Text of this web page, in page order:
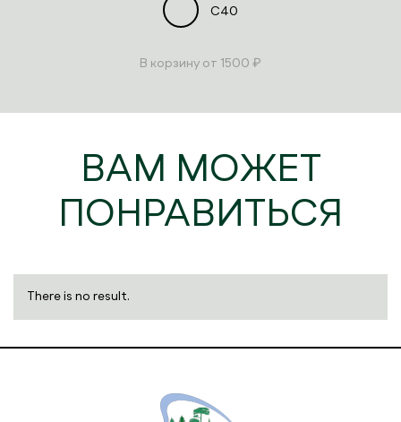
C40
В корзину от 1500 ₽
ВАМ МОЖЕТ
ПОНРАВИТЬСЯ
There is no result.